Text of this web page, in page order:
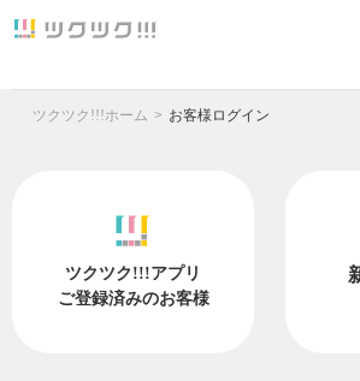
ツクツク!!!ホーム お客様ログイン
ツクツク!!!アプリ
ご登録済みのお客様